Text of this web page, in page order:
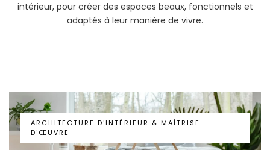
intérieur, pour créer des espaces beaux, fonctionnels et
adaptés à leur manière de vivre.
ARCHITECTURE D'INTÉRIEUR & MAÎTRISE
D'ŒUVRE